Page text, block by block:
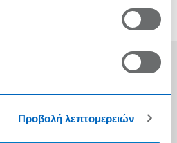
Προβολή λεπτομερειών